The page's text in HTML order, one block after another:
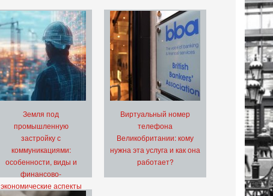
Земля под
промышленную
застройку с
коммуникациями:
особенности, виды и
финансово-
экономические аспекты
Виртуальный номер
телефона
Великобритании: кому
нужна эта услуга и как она
работает?